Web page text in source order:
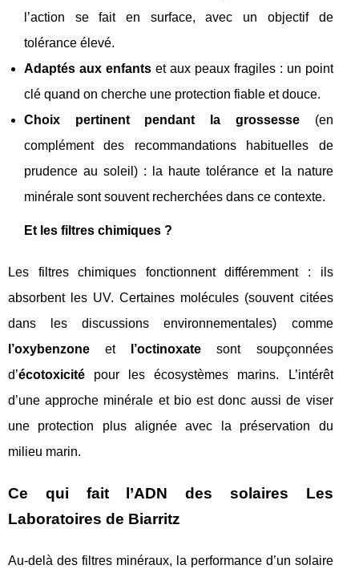
l’action se fait en surface, avec un objectif de
tolérance élevé.
Adaptés aux enfantset aux peaux fragiles : un point
clé quand on cherche une protection fiable et douce.
Choix pertinent pendant la grossesse(en
complément des recommandations habituelles de
prudence au soleil) : la haute tolérance et la nature
minérale sont souvent recherchées dans ce contexte.
Et les filtres chimiques ?
Les filtres chimiques fonctionnent différemment : ils
absorbent les UV. Certaines molécules (souvent citées
dans les discussions environnementales) comme
l’oxybenzone et l’octinoxate sont soupçonnées
d’écotoxicité pour les écosystèmes marins. L’intérêt
d’une approche minérale et bio est donc aussi de viser
une protection plus alignée avec la préservation du
milieu marin.
Ce qui fait l’ADN des solaires Les
Laboratoires de Biarritz
Au-delà des filtres minéraux, la performance d’un solaire